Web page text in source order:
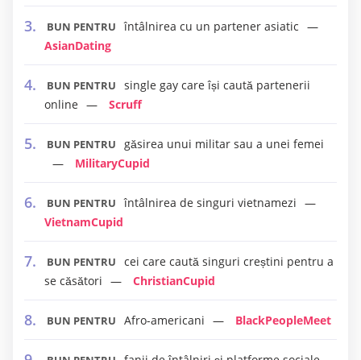
BUN PENTRU
întâlnirea cu un partener asiatic
AsianDating
BUN PENTRU
single gay care își caută partenerii
online
Scruff
BUN PENTRU
găsirea unui militar sau a unei femei
MilitaryCupid
BUN PENTRU
întâlnirea de singuri vietnamezi
VietnamCupid
BUN PENTRU
cei care caută singuri creștini pentru a
se căsători
ChristianCupid
BUN PENTRU Afro-americani BlackPeopleMeet